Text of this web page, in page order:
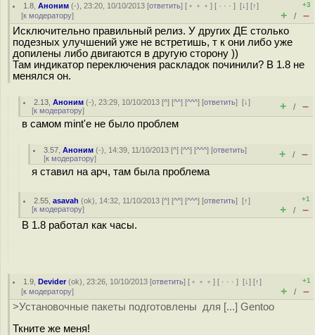
1.8 ,Аноним (-), 23:20, 10/10/2013 [ответить] [ ﹢﹢﹢] [ · · ·][↓] [↑]
[к модератору]
+3
+ / –
Исключительно правильный релиз. У других ДЕ столько
подезных улучшений уже не встретишь, т к они либо уже
допилены либо двигаются в другую сторону ))
Там индикатор переключения раскладок починили? В 1.8 не
менялся он.
2.13 ,Аноним (-), 23:29, 10/10/2013 [^] [^^] [^^^] [ответить][↓]
[к модератору] + / –
в самом mint'е не было проблем
3.57 ,Аноним (-), 14:39, 11/10/2013 [^] [^^] [^^^] [ответить]
[к модератору] + / –
я ставил на арч, там была проблема
2.55 ,asavah (ok), 14:32, 11/10/2013 [^] [^^] [^^^] [ответить][↑]
[к модератору]
+1
+ / –
В 1.8 работал как часы.
1.9 ,Devider(ok), 23:26, 10/10/2013 [ответить] [ ﹢﹢﹢] [ · · ·][↓] [↑]
[к модератору]
+1
+ / –
>Установочные пакеты подготовлены для [...] Gentoo
Ткните же меня!